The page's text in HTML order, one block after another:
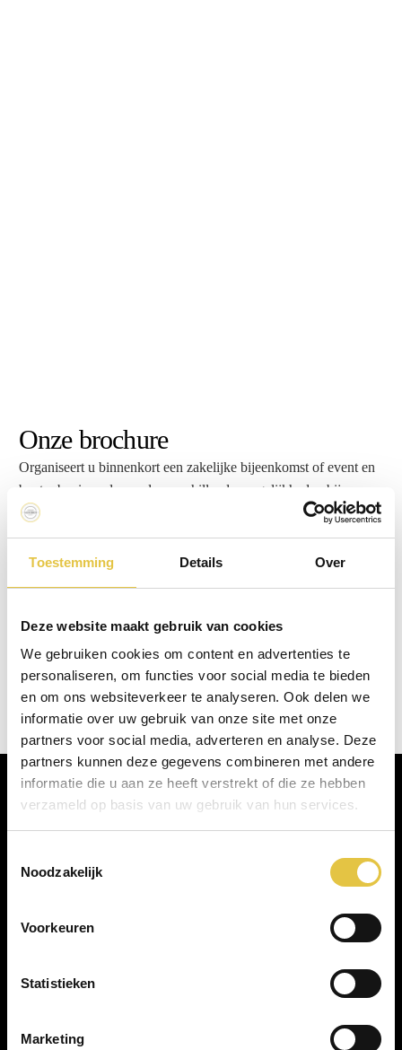
Toestemming Details Over
Deze website maakt gebruik van cookies
We gebruiken cookies om content en advertenties te
personaliseren, om functies voor social media te bieden
en om ons websiteverkeer te analyseren. Ook delen we
informatie over uw gebruik van onze site met onze
partners voor social media, adverteren en analyse. Deze
partners kunnen deze gegevens combineren met andere
informatie die u aan ze heeft verstrekt of die ze hebben
verzameld op basis van uw gebruik van hun services.
Noodzakelijk
Voorkeuren
Statistieken
Marketing
Onze brochure
Organiseert u binnenkort een zakelijke bijeenkomst of event en
bent u benieuwd naar de verschillende mogelijkheden bij
Kasteel Woerden? Download dan nu onze brochure en kom
meer te weten over de locatie, de zalen, de capaciteiten, het
eten/drinken en meer inspiratie.
Waarom gasten kiezen voor Kasteel